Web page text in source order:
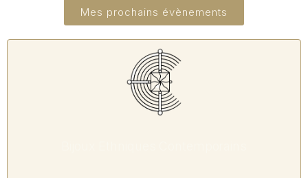
Mes prochains évènements